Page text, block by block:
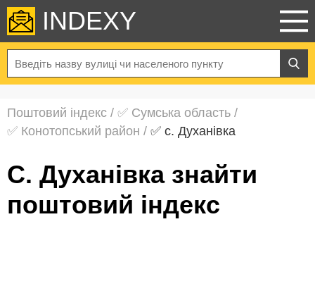
INDEXY
Поштовий індекс / ✅ Сумська область /
✅ Конотопський район / ✅ с. Духанівка
с. Духанівка знайти
поштовий індекс